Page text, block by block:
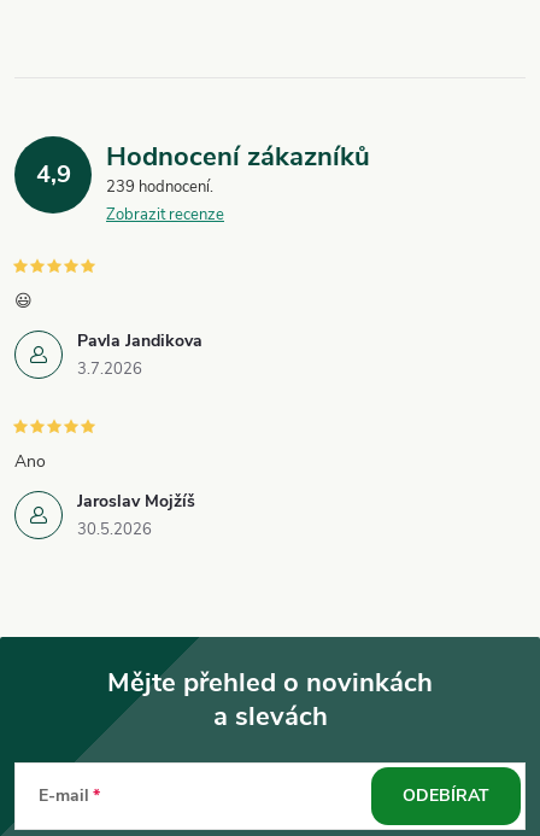
4,9 Hodnocení zákazníků
239 hodnocení
Zobrazit recenze
Pavla Jandikova
3.7.2026
😃
Jaroslav Mojžíš
30.5.2026
Ano
Mějte přehled o novinkách
a slevách
E-mail ODEBÍRAT